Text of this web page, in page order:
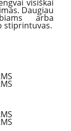
visiškai
Daugiau
arba
stiprintuvas.